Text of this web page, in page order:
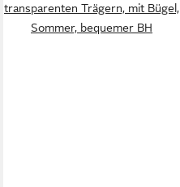
transparenten Trägern, mit Bügel,
Sommer, bequemer BH